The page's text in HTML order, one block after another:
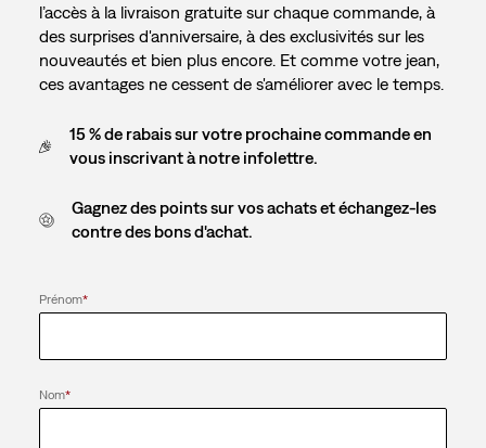
l’accès à la livraison gratuite sur chaque commande, à
des surprises d'anniversaire, à des exclusivités sur les
nouveautés et bien plus encore. Et comme votre jean,
ces avantages ne cessent de s'améliorer avec le temps.
15 % de rabais sur votre prochaine commande en
vous inscrivant à notre infolettre.
Gagnez des points sur vos achats et échangez-les
contre des bons d'achat.
Prénom*
Nom*